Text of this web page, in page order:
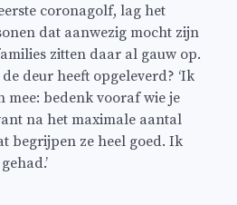
coronagolf, lag het
dat aanwezig mocht zijn
zitten daar al gauw op.
deur heeft opgeleverd? ‘Ik
mee: bedenk vooraf wie je
na het maximale aantal
begrijpen ze heel goed. Ik